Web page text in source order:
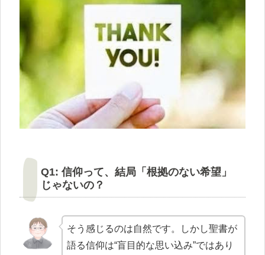
Q1: 信仰って、結局「根拠のない希望」
じゃないの？
そう感じるのは自然です。しかし聖書が
語る信仰は“盲目的な思い込み”ではあり